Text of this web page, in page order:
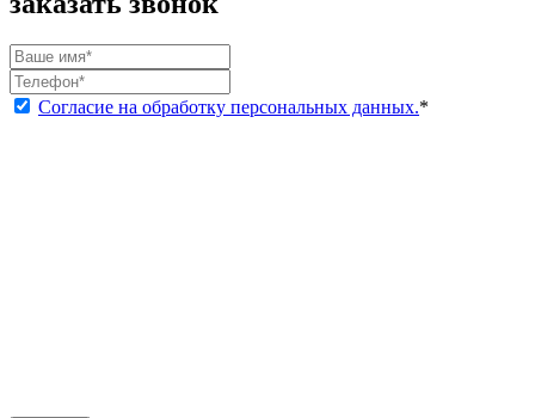
Согласие на обработку персональных данных.*